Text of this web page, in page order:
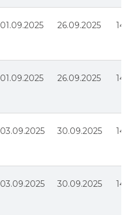
01.09.2025 26.09.2025 144
01.09.2025 26.09.2025 144
03.09.2025 30.09.2025 144
03.09.2025 30.09.2025 144